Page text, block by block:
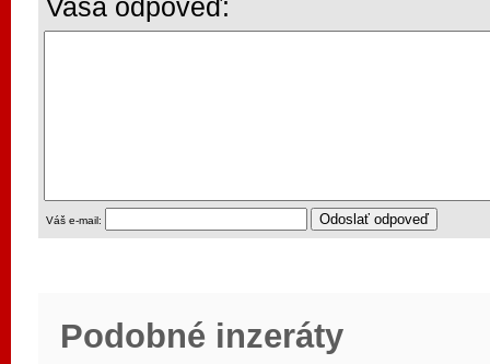
Vaša odpoveď:
Váš e-mail:
Podobné inzeráty